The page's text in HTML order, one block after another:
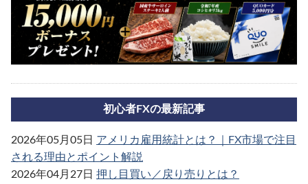
初心者FXの最新記事
2026年05月05日 アメリカ雇用統計とは？｜FX市場で注目
される理由とポイント解説
2026年04月27日 押し目買い／戻り売りとは？